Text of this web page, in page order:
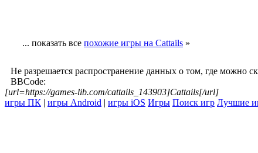
... показать все похожие игры на Cattails »
Не разрешается распространение данных о том, где можно
BBCode:
[url=https://games-lib.com/cattails_143903]Cattails[/url]
игры ПК | игры Android | игры iOS Игры Поиск игр Лучшие